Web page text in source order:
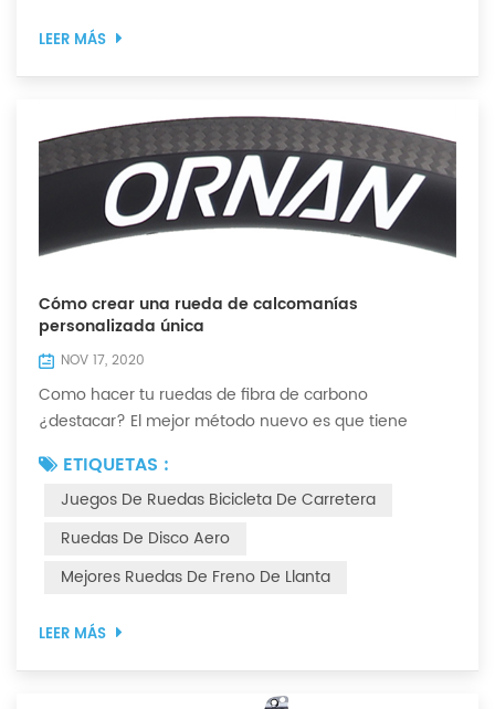
LEER MÁS
Cómo crear una rueda de calcomanías
personalizada única
NOV 17, 2020
Como hacer tu ruedas de fibra de carbono
¿destacar? El mejor método nuevo es que tiene
combinan con el color de la bicicleta, ¡se verán aún
más geniales! Ornan cuenta con diseñadores de
calcomanías profesionales que pueden ayudarlo a
pegatina de la llanta, le proporcionaremos
ETIQUETAS :
Juegos De Ruedas Bicicleta De Carretera
Ruedas De Disco Aero
Mejores Ruedas De Freno De Llanta
LEER MÁS